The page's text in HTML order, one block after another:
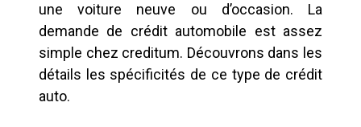
une voiture neuve ou d’occasion. La
demande de crédit automobile est assez
simple chez creditum. Découvrons dans les
détails les spécificités de ce type de crédit
auto.